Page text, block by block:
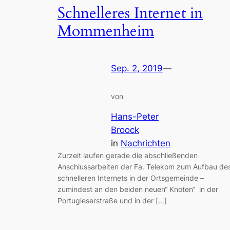
Schnelleres Internet in
Mommenheim
Sep. 2, 2019—
von
Hans-Peter
Broock
in Nachrichten
Zurzeit laufen gerade die abschließenden
Anschlussarbeiten der Fa. Telekom zum Aufbau
schnelleren Internets in der Ortsgemeinde –
zumindest an den beiden neuen“ Knoten“ in der
Portugieserstraße und in der […]